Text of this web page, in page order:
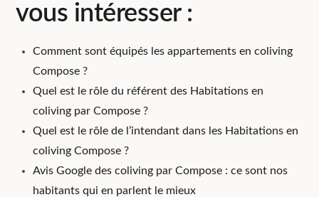
vous intéresser :
Comment sont équipés les appartements en coliving
Compose ?
Quel est le rôle du référent des Habitations en
coliving par Compose ?
Quel est le rôle de l’intendant dans les Habitations en
coliving Compose ?
Avis Google des coliving par Compose : ce sont nos
habitants qui en parlent le mieux